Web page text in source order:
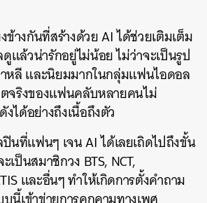
างกันที่สร้างด้วย AI ได้ช่วยเติมเต็ม
แล้วน่ารักอยู่ไม่น้อย ไม่ว่าจะเป็นรูป
าหลี และนิยมมากในกลุ่มแฟนไอดอล
ตจริงของแฟนคลับหลายคนไม่
ได้อย่างถึงเนื้อถึงตัว
นที่แฟนๆ เจน AI ได้เลยเถิดไปถึงขั้น
เป็นสมาชิกวง BTS, NCT,
และอื่นๆ ทำให้เกิดการตั้งคำถาม